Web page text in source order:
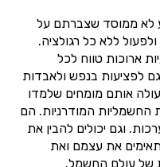
לא ממוסד שצברתם על
ללא כל רגולציה.
ארוכות טווח לכל
לפציעות בנפש ולאבדות
אותם מומחים שלמדו
החשמליות המודרניות. הם
וגם יכולים להבין את
את עצמם ואת
של עולם החשמל.